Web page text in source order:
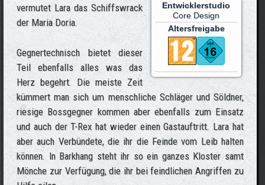
Entwicklerstudio
Core Design
Altersfreigabe
vermutet Lara das Schiffswrack
der Maria Doria.
Gegnertechnisch bietet dieser
Teil ebenfalls alles was das
Herz begehrt. Die meiste Zeit
kümmert man sich um menschliche Schläger und Söldner,
riesige Bossgegner kommen aber ebenfalls zum Einsatz
und auch der T-Rex hat wieder einen Gastauftritt. Lara hat
aber auch Verbündete, die ihr die Feinde vom Leib halten
können. In Barkhang steht ihr so ein ganzes Kloster samt
Mönche zur Verfügung, die ihr bei feindlichen Angriffen zu